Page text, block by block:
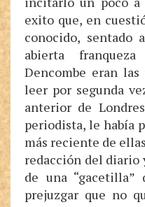
exito que, en
conocido, sentado
abierta
Dencombe eran
leer por segunda
anterior de
periodista, le había
más reciente de
redacción del diario
de una “gacetilla”
prejuzgar que no